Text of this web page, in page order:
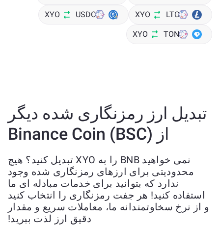
LTC
XYO
USDC
XYO
TON
XYO
تبدیل ارز رمزنگاری شده دیگر
از Binance Coin (BSC)
نمی خواهید BNB را به XYO تبدیل کنید؟ هیچ
محدودیتی برای ارزهای رمزنگاری شده وجود
ندارد که بتوانید برای خدمات مبادله ای ما
استفاده کنید! هر جفت رمزنگاری را انتخاب کنید
و از نرخ سخاوتمندانه ما، معاملات سریع و مقدار
دقیق ارز لذت ببرید!